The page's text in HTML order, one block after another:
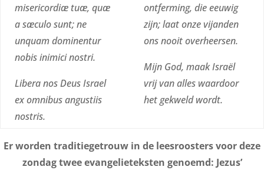
misericordiæ tuæ, quæ
a sæculo sunt;ne
unquam dominentur
nobis inimici nostri.
Libera nos Deus Israel
ex omnibus angustiis
nostris.
ontferming, die eeuwig
zijn;laatonze vijanden
ons nooit overheersen.
Mijn God, maak Israël
vrij van alles waardoor
het gekweld wordt.
Er worden traditiegetrouw in de leesroosters voor deze
zondag twee evangelieteksten genoemd: Jezus’